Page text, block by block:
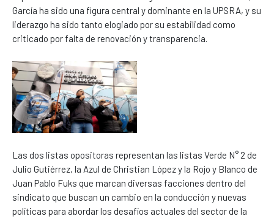
García ha sido una figura central y dominante en la UPSRA, y su
liderazgo ha sido tanto elogiado por su estabilidad como
criticado por falta de renovación y transparencia.
Las dos listas opositoras representan las listas Verde N° 2 de
Julio Gutiérrez, la Azul de Christian López y la Rojo y Blanco de
Juan Pablo Fuks que marcan diversas facciones dentro del
sindicato que buscan un cambio en la conducción y nuevas
políticas para abordar los desafíos actuales del sector de la